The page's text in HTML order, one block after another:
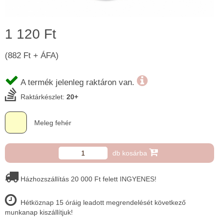
1 120 Ft
(882 Ft + ÁFA)
A termék jelenleg raktáron van.
Raktárkészlet: 20+
Meleg fehér
db kosárba
Házhozszállítás 20 000 Ft felett INGYENES!
Hétköznap 15 óráig leadott megrendelését következő
munkanap kiszállítjuk!